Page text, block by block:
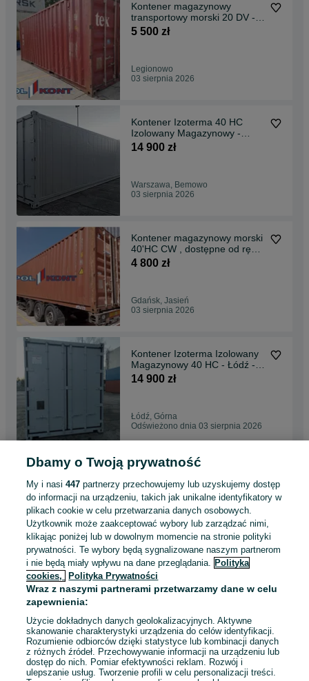
Kontener magazynowy
transportowy morski 20 DV -
MP
5 500 zł
Legionowo
03 sierpnia 2026
Kontener Izoterma 40 HC
Izolowany Magazynowy -
Warszawa - MP
14 900 zł
Warszawa, Bemowo
03 sierpnia 2026
Kontener magazynowy morski
40'HC CW , dostępne od ręki
12m - MP
4 800 zł
Gdańsk, Jasień
03 sierpnia 2026
Kontener Izoterma Izolowany
Magazynowy 40 HC - Łódź -
MP
14 900 zł
Łódź, Górna
Odświeżono dnia 03 sierpnia 2026
Kontener kontenery
chłodnicze 40 HC RF - 12
metrów - Rzeszów - MP
15 000 zł
Rzeszów
Odświeżono dnia 03 sierpnia 2026
Używany kontener
morski/magazynowy 40'HC -
Skierniewice
03 sierpnia 2026
Dbamy o Twoją prywatność
My i nasi447 partnerzy przechowujemy lub uzyskujemy dostęp
do informacji na urządzeniu, takich jak unikalne identyfikatory w
plikach cookie w celu przetwarzania danych osobowych.
Użytkownik może zaakceptować wybory lub zarządzać nimi,
klikając poniżej lub w dowolnym momencie na stronie polityki
prywatności. Te wybory będą sygnalizowane naszym partnerom
i nie będą miały wpływu na dane przeglądania. Polityka
cookies,
Polityka Prywatności
Wraz z naszymi partnerami przetwarzamy dane w celu
zapewnienia:
Użycie dokładnych danych geolokalizacyjnych. Aktywne
skanowanie charakterystyki urządzenia do celów identyfikacji.
Rozumienie odbiorców dzięki statystyce lub kombinacji danych
z różnych źródeł. Przechowywanie informacji na urządzeniu lub
dostęp do nich. Pomiar efektywności reklam. Rozwój i
ulepszanie usług. Tworzenie profili w celu personalizacji treści.